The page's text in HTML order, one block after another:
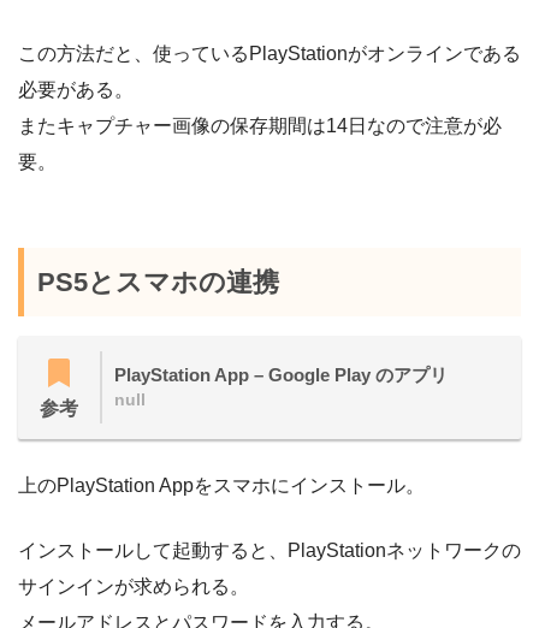
この方法だと、使っているPlayStationがオンラインである
必要がある。
またキャプチャー画像の保存期間は14日なので注意が必
要。
PS5とスマホの連携
参考
PlayStation App – Google Play のアプリ
null
上のPlayStation Appをスマホにインストール。
インストールして起動すると、PlayStationネットワークの
サインインが求められる。
メールアドレスとパスワードを入力する。